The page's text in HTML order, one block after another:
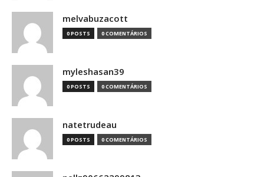
melvabuzacott
0 POSTS 0 COMENTÁRIOS
myleshasan39
0 POSTS 0 COMENTÁRIOS
natetrudeau
0 POSTS 0 COMENTÁRIOS